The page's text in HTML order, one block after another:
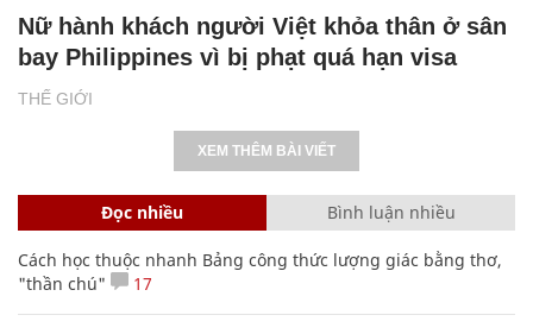
THẾ GIỚI
Nữ hành khách người Việt khỏa thân ở sân
bay Philippines vì bị phạt quá hạn visa
XEM THÊM BÀI VIẾT
Đọc nhiều Bình luận nhiều
Cách học thuộc nhanh Bảng công thức lượng giác bằng thơ,
"thần chú"
17